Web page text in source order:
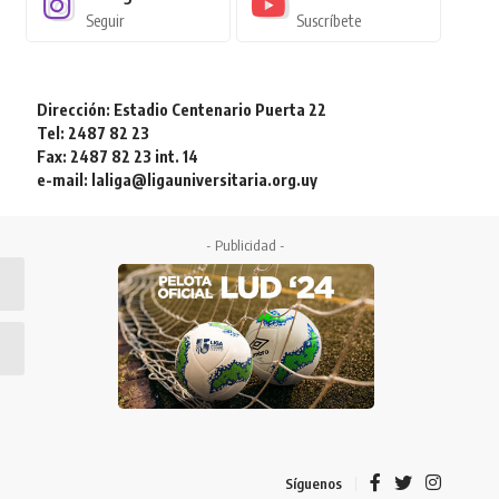
Seguir Suscríbete
Dirección: Estadio Centenario Puerta 22
Tel: 2487 82 23
Fax: 2487 82 23 int. 14
e-mail: laliga@ligauniversitaria.org.uy
- Publicidad -
Síguenos